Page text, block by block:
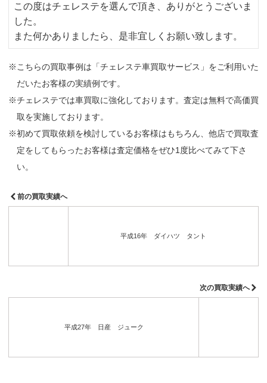
この度はチェレステを選んで頂き、ありがとうございま
した。
また何かありましたら、是非宜しくお願い致します。
※こちらの買取事例は「チェレステ車買取サービス」をご利用いた
だいたお客様の実績例です。
※チェレステでは車買取に強化しております。査定は無料で高価買
取を実施しております。
※初めて買取依頼を検討しているお客様はもちろん、他店で買取査
定をしてもらったお客様は査定価格をぜひ1度比べてみて下さ
い。
前の買取実績へ
平成16年 ダイハツ タント
次の買取実績へ
平成27年 日産 ジューク